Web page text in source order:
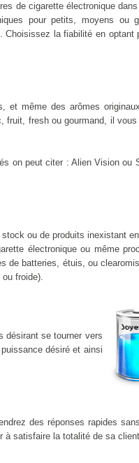
de cigarette électronique
pour petits, moyens ou
la fiabilité en
et même des arômes
fresh ou gourmand, il
on peut citer : Alien Vision
ou de produits inexistant
électronique ou même
batteries, étuis, ou
froide).
désirant se tourner vers
désiré et ainsi
des réponses rapides
à satisfaire la totalité de sa